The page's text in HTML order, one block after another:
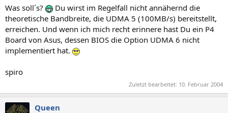
Was soll´s?
Du wirst im Regelfall nicht annähernd die
theoretische Bandbreite, die UDMA 5 (100MB/s) bereitstellt,
erreichen. Und wenn ich mich recht erinnere hast Du ein P4
Board von Asus, dessen BIOS die Option UDMA 6 nicht
implementiert hat.
spiro
Zuletzt bearbeitet: 10. Februar 2004
Queen